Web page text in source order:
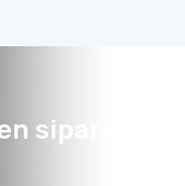
sipariş